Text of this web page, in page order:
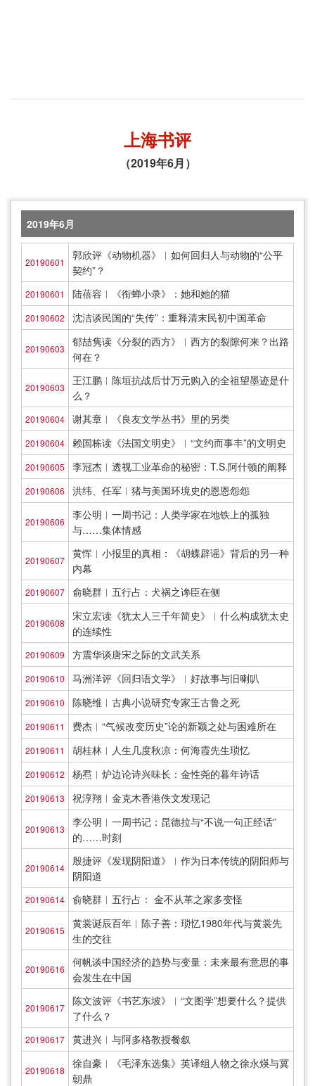
上海书评
（2019年6月）
2019年6月
20190601
郭欣评《动物机器》︱如何回归人与动物的“公平
契约”？
20190601 陆蓓容︱《衔蝉小录》：她和她的猫
20190602 沈洁谈民国的“失传”：重释清末民初中国革命
20190603
郁喆隽读《分裂的西方》︱西方的裂隙何来？出路
何在？
20190603
王江鹏︱陈垣抗战后廿万元购入的全祖望墨迹是什
么？
20190604 谢其章︱《良友文学丛书》里的另类
20190604 赖国栋读《法国文明史》︱“文约而事丰”的文明史
20190605 李冠杰︱透视工业革命的秘密：T.S.阿什顿的阐释
20190606 洪纬、任军︱猪与美国环境史的恩恩怨怨
20190606
李公明︱一周书记：人类学家在地铁上的孤独
与……集体情感
20190607
黄恽︱小报里的真相：《胡蝶辟谣》背后的另一种
内幕
20190607 俞晓群︱五行占：犬祸之谗臣在侧
20190608
宋立宏读《犹太人三千年简史》︱什么构成犹太史
的连续性
20190609 方震华谈唐宋之际的文武关系
20190610 马洲洋评《回归语文学》︱好故事与旧喇叭
20190610 陈晓维︱古典小说研究专家王古鲁之死
20190611 费杰︱“气候改变历史”论的新颖之处与困难所在
20190611 胡桂林︱人生几度秋凉：何海霞先生琐忆
20190612 杨焄︱炉边论诗兴味长：金性尧的暮年诗话
20190613 祝淳翔︱金克木香港佚文发现记
20190613
李公明︱一周书记：昆德拉与“不说一句正经话”
的……时刻
20190614
殷捷评《发现阴阳道》︱作为日本传统的阴阳师与
阴阳道
20190614 俞晓群︱五行占： 金不从革之家多变怪
20190615
黄裳诞辰百年︱陈子善：琐忆1980年代与黄裳先
生的交往
20190616
何帆谈中国经济的趋势与变量：未来最有意思的事
会发生在中国
20190617
陈文波评《书艺东坡》︱“文图学”想要什么？提供
了什么？
20190617 黄进兴︱与阿多格教授餐叙
20190618
徐自豪︱《毛泽东选集》英译组人物之徐永煐与冀
朝鼎